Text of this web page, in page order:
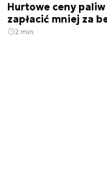
Hurtowe ceny
zapłacić mniej za
2 min.